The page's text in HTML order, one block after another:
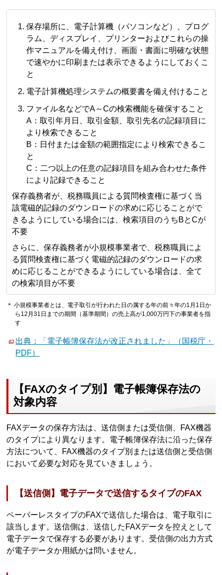
保存場所に、電子計算機（パソコンなど）、プログ
ラム、ディスプレイ、プリンターおよびこれらの操
作マニュアルを備え付け、画面・書面に明確な状態
で速やかに印刷または表示できるようにしておくこ
と
電子計算機処理システムの概要書を備え付けること
ファイル名などでA～Cの検索機能を確保すること
A：取引年月日、取引金額、取引先名の記録項目に
より検索できること
B：日付または金額の範囲指定により検索できるこ
と
C：二つ以上の任意の記録項目を組み合わせた条件
により記録できること
保存義務者が、税務職員による質問検査権に基づく当
該電磁的記録のダウンロードの求めに応じることがで
きるようにしている場合には、検索項目のうちBとCが
不要
さらに、保存義務者が小規模事業者で、税務職員によ
る質問検査権に基づく電磁的記録のダウンロードの求
めに応じることができるようにしている場合は、全て
の検索項目が不要
＊ 小規模事業者とは、電子取引が行われた日の属する年の前々年の1月1日か
ら12月31日までの期間（基準期間）の売上高が1,000万円下の事業者を指
す
出典：「電子帳簿保存法が改正されました」（国税庁・
PDF）
【FAXのタイプ別】電子帳簿保存法の
対象内容
FAXデータの保存方法は、送信側または受信側、FAX機器
のタイプにより異なります。電子帳簿保存法に沿った保存
方法について、FAX機器のタイプ別または送信側と受信側
において必要な対応を見ていきましょう。
【送信側】電子データで送信するタイプのFAX
ペーパーレスタイプのFAXで送信した場合は、電子取引に
該当します。送信側は、送信したFAXデータを控えとして
電子データで保存する必要があります。受信側の出力方式
が電子データか用紙かは問いません。